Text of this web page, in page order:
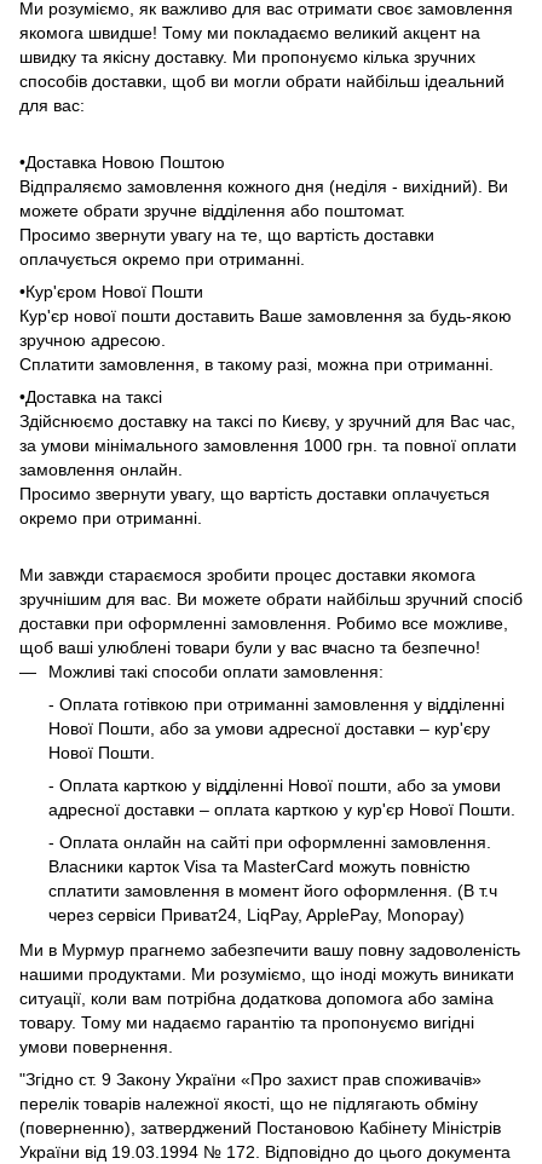
Ми розуміємо, як важливо для вас отримати своє замовлення
якомога швидше! Тому ми покладаємо великий акцент на
швидку та якісну доставку. Ми пропонуємо кілька зручних
способів доставки, щоб ви могли обрати найбільш ідеальний
для вас:
•Доставка Новою Поштою
Відпраляємо замовлення кожного дня (неділя - вихідний). Ви
можете обрати зручне відділення або поштомат.
Просимо звернути увагу на те, що вартість доставки
оплачується окремо при отриманні.
•Кур'єром Нової Пошти
Кур'єр нової пошти доставить Ваше замовлення за будь-якою
зручною адресою.
Сплатити замовлення, в такому разі, можна при отриманні.
•Доставка на таксі
Здійснюємо доставку на таксі по Києву, у зручний для Вас час,
за умови мінімального замовлення 1000 грн. та повної оплати
замовлення онлайн.
Просимо звернути увагу, що вартість доставки оплачується
окремо при отриманні.
Ми завжди стараємося зробити процес доставки якомога
зручнішим для вас. Ви можете обрати найбільш зручний спосіб
доставки при оформленні замовлення. Робимо все можливе,
щоб ваші улюблені товари були у вас вчасно та безпечно!
Можливі такі способи оплати замовлення:
- Оплата готівкою при отриманні замовлення у відділенні
Нової Пошти, або за умови адресної доставки – кур'єру
Нової Пошти.
- Оплата карткою у відділенні Нової пошти, або за умови
адресної доставки – оплата карткою у кур'єр Нової Пошти.
- Оплата онлайн на сайті при оформленні замовлення.
Власники карток Visa та MasterCard можуть повністю
сплатити замовлення в момент його оформлення. (В т.ч
через сервіси Приват24, LiqPay, ApplePay, Monopay)
Ми в Мурмур прагнемо забезпечити вашу повну задоволеність
нашими продуктами. Ми розуміємо, що іноді можуть виникати
ситуації, коли вам потрібна додаткова допомога або заміна
товару. Тому ми надаємо гарантію та пропонуємо вигідні
умови повернення.
"Згідно ст. 9 Закону України «Про захист прав споживачів»
перелік товарів належної якості, що не підлягають обміну
(поверненню), затверджений Постановою Кабінету Міністрів
України від 19.03.1994 № 172. Відповідно до цього документа